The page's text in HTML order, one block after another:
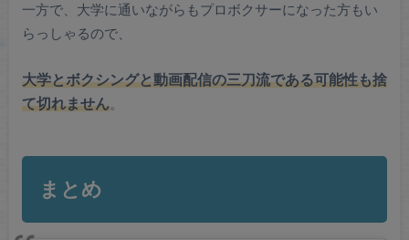
一方で、大学に通いながらもプロボクサーになった方もい
らっしゃるので、
大学とボクシングと動画配信の三刀流である可能性も捨
て切れません。
まとめ